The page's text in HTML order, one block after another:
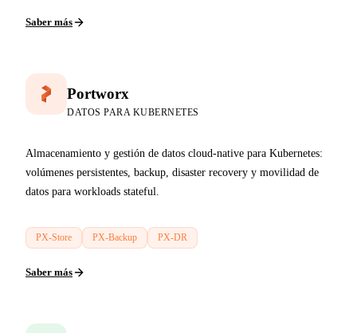
Saber más
Portworx
DATOS PARA KUBERNETES
Almacenamiento y gestión de datos cloud-native para Kubernetes:
volúmenes persistentes, backup, disaster recovery y movilidad de
datos para workloads stateful.
PX-Store PX-Backup PX-DR
Saber más